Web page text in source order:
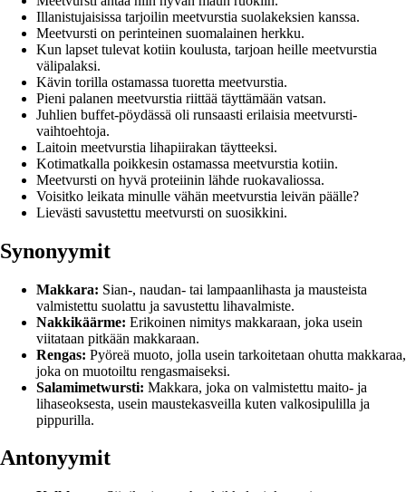
Illanistujaisissa tarjoilin meetvurstia suolakeksien kanssa.
Meetvursti on perinteinen suomalainen herkku.
Kun lapset tulevat kotiin koulusta, tarjoan heille meetvurstia
välipalaksi.
Kävin torilla ostamassa tuoretta meetvurstia.
Pieni palanen meetvurstia riittää täyttämään vatsan.
Juhlien buffet-pöydässä oli runsaasti erilaisia meetvursti-
vaihtoehtoja.
Laitoin meetvurstia lihapiirakan täytteeksi.
Kotimatkalla poikkesin ostamassa meetvurstia kotiin.
Meetvursti on hyvä proteiinin lähde ruokavaliossa.
Voisitko leikata minulle vähän meetvurstia leivän päälle?
Lievästi savustettu meetvursti on suosikkini.
Synonyymit
Makkara: Sian-, naudan- tai lampaanlihasta ja mausteista
valmistettu suolattu ja savustettu lihavalmiste.
Nakkikäärme: Erikoinen nimitys makkaraan, joka usein
viitataan pitkään makkaraan.
Rengas: Pyöreä muoto, jolla usein tarkoitetaan ohutta makkaraa,
joka on muotoiltu rengasmaiseksi.
Salamimetwursti: Makkara, joka on valmistettu maito- ja
lihaseoksesta, usein maustekasveilla kuten valkosipulilla ja
pippurilla.
Antonyymit